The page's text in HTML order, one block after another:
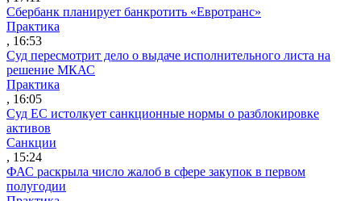
Сбербанк планирует банкротить «Евротранс»
Практика
, 16:53
Суд пересмотрит дело о выдаче исполнительного листа на
решение МКАС
Практика
, 16:05
Суд ЕС истолкует санкционные нормы о разблокировке
активов
Санкции
, 15:24
ФАС раскрыла число жалоб в сфере закупок в первом
полугодии